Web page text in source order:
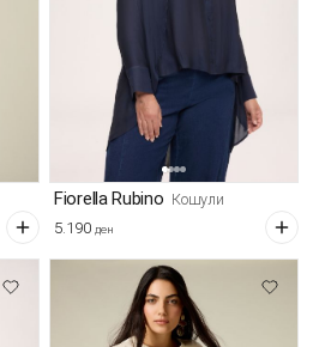
Fiorella Rubino Кошули
5.190 ден